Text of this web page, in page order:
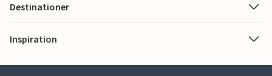
Destinationer
Inspiration